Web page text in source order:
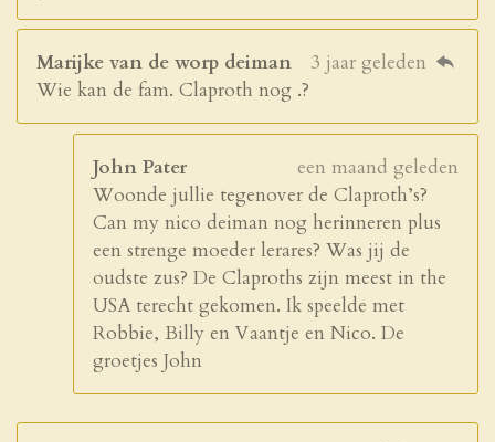
Marijke van de worp deiman
3 jaar geleden
Wie kan de fam. Claproth nog .?
John Pater
een maand geleden
Woonde jullie tegenover de Claproth’s?
Can my nico deiman nog herinneren plus
een strenge moeder lerares? Was jij de
oudste zus? De Claproths zijn meest in the
USA terecht gekomen. Ik speelde met
Robbie, Billy en Vaantje en Nico. De
groetjes John